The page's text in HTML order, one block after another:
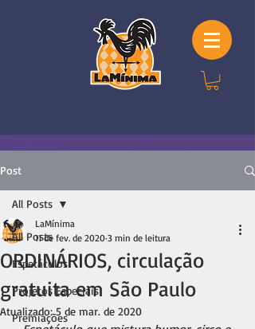
Post
All Posts
Espetáculos
Projetos Especiais
Premiações
All Posts
ORDINÁRIOS, circulação
gratuita em São Paulo
LaMínima
11 de fev. de 2020 3 min de leitura
Atualizado:5 de mar. de 2020